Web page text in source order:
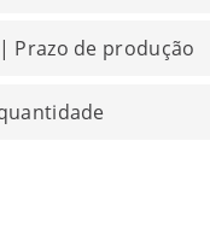
Prazo de produção